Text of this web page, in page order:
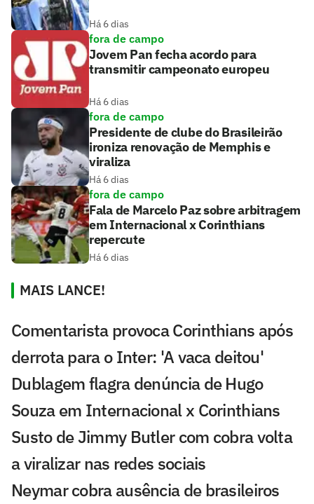
Há 6 dias
fora de campo
Jovem Pan fecha acordo para
transmitir campeonato europeu
Há 6 dias
fora de campo
Presidente de clube do Brasileirão
ironiza renovação de Memphis e
viraliza
Há 6 dias
fora de campo
Fala de Marcelo Paz sobre arbitragem
em Internacional x Corinthians
repercute
Há 6 dias
MAIS LANCE!
Comentarista provoca Corinthians após
derrota para o Inter: 'A vaca deitou'
Dublagem flagra denúncia de Hugo
Souza em Internacional x Corinthians
Susto de Jimmy Butler com cobra volta
a viralizar nas redes sociais
Neymar cobra ausência de brasileiros